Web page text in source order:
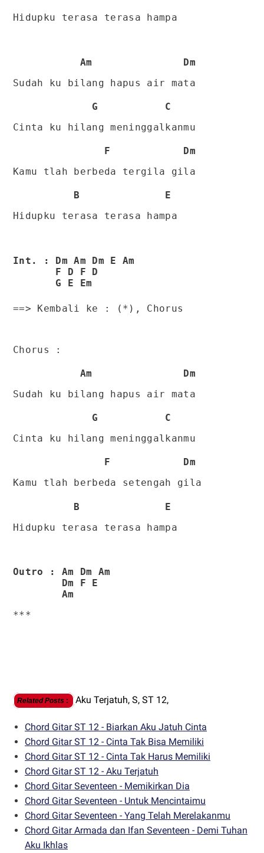
Hidupku terasa terasa hampa
Am Dm
Sudah ku bilang hapus air mata
G C
Cinta ku hilang meninggalkanmu
F Dm
Kamu tlah berbeda tergila gila
B E
Hidupku terasa terasa hampa
Int. : Dm Am Dm E Am
F D F D
G E Em
==> Kembali ke : (*), Chorus
Chorus :
Am Dm
Sudah ku bilang hapus air mata
G C
Cinta ku hilang meninggalkanmu
F Dm
Kamu tlah berbeda setengah gila
B E
Hidupku terasa terasa hampa
Outro : Am Dm Am
Dm F E
Am
***
Related Posts : Aku Terjatuh, S, ST 12,
Chord Gitar ST 12 - Biarkan Aku Jatuh Cinta
Chord Gitar ST 12 - Cinta Tak Bisa Memiliki
Chord Gitar ST 12 - Cinta Tak Harus Memiliki
Chord Gitar ST 12 - Aku Terjatuh
Chord Gitar Seventeen - Memikirkan Dia
Chord Gitar Seventeen - Untuk Mencintaimu
Chord Gitar Seventeen - Yang Telah Merelakanmu
Chord Gitar Armada dan Ifan Seventeen - Demi Tuhan
Aku Ikhlas